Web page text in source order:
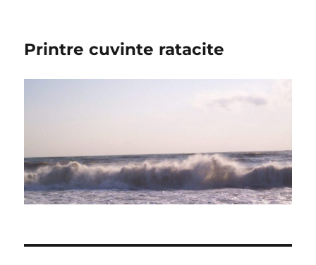
Printre cuvinte ratacite